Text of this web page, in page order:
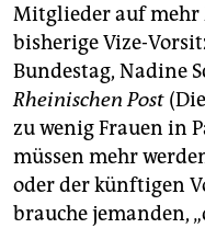
Mitglieder auf mehr
bisherige Vize-
Bundestag, Nadine
Rheinischen Post
zu wenig Frauen in
müssen mehr
oder der künftigen
brauche jemanden,